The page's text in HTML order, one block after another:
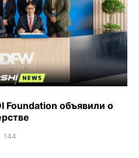
Foundation объявили о
144